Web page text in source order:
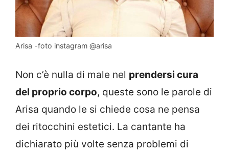
Arisa -foto instagram @arisa
Non c’è nulla di male nel prendersi cura
del proprio corpo, queste sono le parole di
Arisa quando le si chiede cosa ne pensa
dei ritocchini estetici. La cantante ha
dichiarato più volte senza problemi di